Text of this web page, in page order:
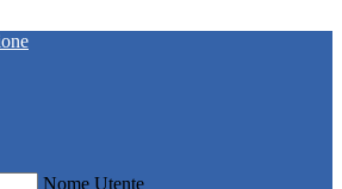
Nome Utente